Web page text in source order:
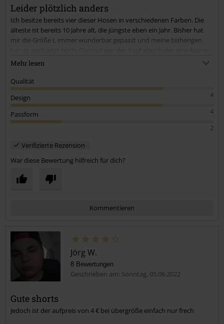
Leider plötzlich anders
Ich besitze bereits vier dieser Hosen in verschiedenen Farben. Die
älteste ist bereits 10 Jahre alt, die jüngste eben ein Jahr. Bisher hat
mir die Größe L immer wunderbar gepasst und meine bisherigen
Entäuschung. Die Hose sah schon irgendwie anders aus, auf den
Anprobieren habe ich eben so den Knopf schließen können. Die
Qualität scheint noch immer okay zu sein, aber irgendwie will der
Funke nicht mehr überspringen.
Mehr lesen
Qualität
4
Design
4
Passform
2
Verifizierte Rezension
War diese Bewertung hilfreich für dich?
Kommentieren
Kommentar jetzt abschicken!
Jörg W.
8 Bewertungen
Geschrieben am: Sonntag, 05.06.2022
Gute shorts
Jedoch ist der aufpreis von 4 € bei übergröße einfach nur frech